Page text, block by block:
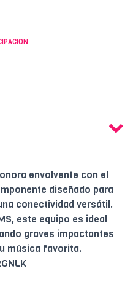
envolvente con el
diseñado para
conectividad versátil.
este equipo es ideal
graves impactantes
música favorita.